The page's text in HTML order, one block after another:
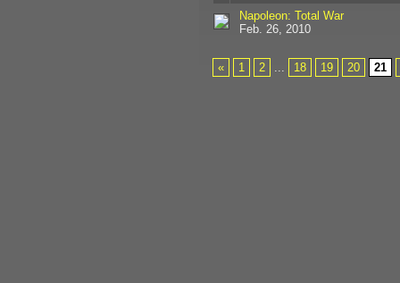
Napoleon: Total War
Feb. 26, 2010
« 1 2 18 19 20 21